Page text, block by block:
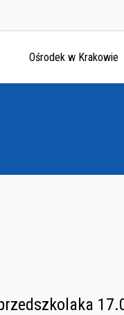
Ośrodek w Krakowie
Ośrodek